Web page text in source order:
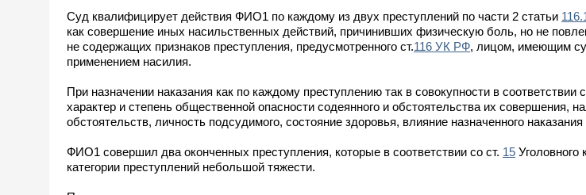
Суд квалифицирует действия ФИО1 по каждому из двух преступлений по части 2 статьи
как совершение иных насильственных действий, причинивших физическую боль, но не
не содержащих признаков преступления, предусмотренного ст.116 УК РФ, лицом, имеющим
применением насилия.
При назначении наказания как по каждому преступлению так в совокупности в соответствии
характер и степень общественной опасности содеянного и обстоятельства их совершения,
обстоятельств, личность подсудимого, состояние здоровья, влияние назначенного
ФИО1 совершил два оконченных преступления, которые в соответствии со ст. 15 Уголовного
категории преступлений небольшой тяжести.